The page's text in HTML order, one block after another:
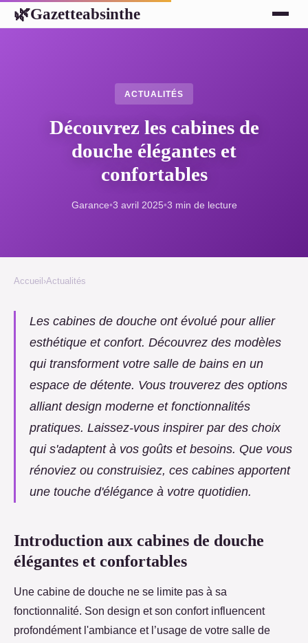
🌿Gazetteabsinthe
ACTUALITÉS
Découvrez les cabines de
douche élégantes et
confortables
Garance•3 avril 2025•3 min de lecture
Accueil ›Actualités
Les cabines de douche ont évolué pour allier
esthétique et confort. Découvrez des modèles
qui transforment votre salle de bains en un
espace de détente. Vous trouverez des options
alliant design moderne et fonctionnalités
pratiques. Laissez-vous inspirer par des choix
qui s'adaptent à vos goûts et besoins. Que vous
rénoviez ou construisiez, ces cabines apportent
une touche d'élégance à votre quotidien.
Introduction aux cabines de douche
élégantes et confortables
Une cabine de douche ne se limite pas à sa
fonctionnalité. Son design et son confort influencent
profondément l'ambiance et l’usage de votre salle de